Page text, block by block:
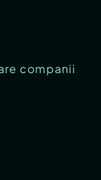
companii